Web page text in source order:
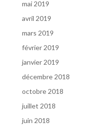
mai 2019
avril 2019
mars 2019
février 2019
janvier 2019
décembre 2018
octobre 2018
juillet 2018
juin 2018